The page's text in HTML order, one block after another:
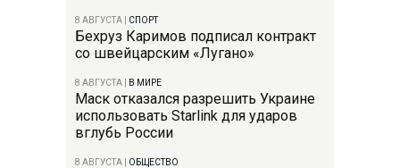
8 АВГУСТА СПОРТ
Бехруз Каримов подписал контракт
со швейцарским «Лугано»
8 АВГУСТА В МИРЕ
Маск отказался разрешить Украине
использовать Starlink для ударов
вглубь России
8 АВГУСТА ОБЩЕСТВО